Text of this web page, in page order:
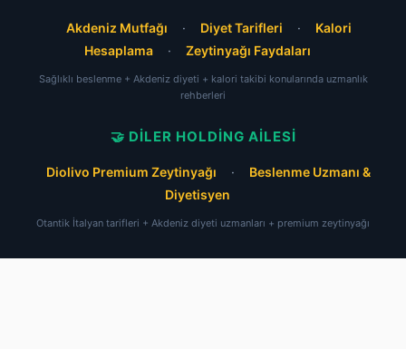
Akdeniz Mutfağı · Diyet Tarifleri ·
Kalori
Hesaplama
· Zeytinyağı Faydaları
Sağlıklı beslenme + Akdeniz diyeti + kalori takibi konularında uzmanlık
rehberleri
🤝 DILER HOLDING AILESI
Diolivo Premium Zeytinyağı ·
Beslenme Uzmanı &
Diyetisyen
Otantik İtalyan tarifleri + Akdeniz diyeti uzmanları + premium zeytinyağı